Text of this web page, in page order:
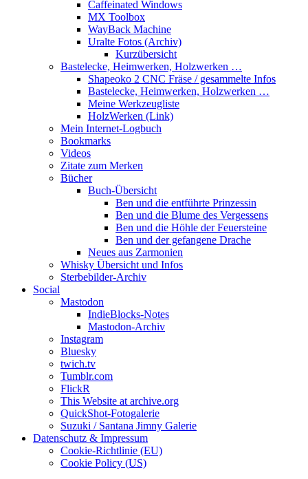
Caffeinated Windows
MX Toolbox
WayBack Machine
Uralte Fotos (Archiv)
Kurzübersicht
Bastelecke, Heimwerken, Holzwerken …
Shapeoko 2 CNC Fräse / gesammelte Infos
Bastelecke, Heimwerken, Holzwerken …
Meine Werkzeugliste
HolzWerken (Link)
Mein Internet-Logbuch
Bookmarks
Videos
Zitate zum Merken
Bücher
Buch-Übersicht
Ben und die entführte Prinzessin
Ben und die Blume des Vergessens
Ben und die Höhle der Feuersteine
Ben und der gefangene Drache
Neues aus Zarmonien
Whisky Übersicht und Infos
Sterbebilder-Archiv
Social
Mastodon
IndieBlocks-Notes
Mastodon-Archiv
Instagram
Bluesky
twich.tv
Tumblr.com
FlickR
This Website at archive.org
QuickShot-Fotogalerie
Suzuki / Santana Jimny Galerie
Datenschutz & Impressum
Cookie-Richtlinie (EU)
Cookie Policy (US)